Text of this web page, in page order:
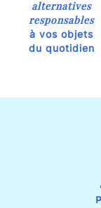
alternatives
responsables
à vos objets
du quotidien